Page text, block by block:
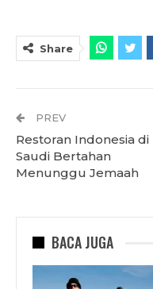
Share
PREV
Restoran Indonesia di
Saudi Bertahan
Menunggu Jemaah
BACA JUGA